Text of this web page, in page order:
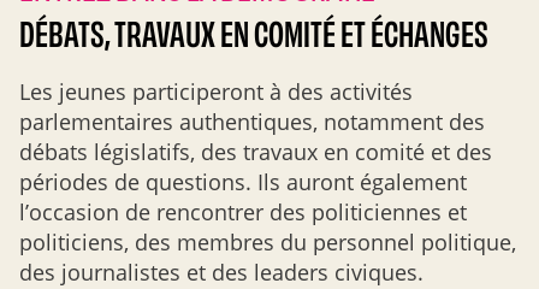
DÉBATS, TRAVAUX EN COMITÉ ET ÉCHANGES
Les jeunes participeront à des activités
parlementaires authentiques, notamment des
débats législatifs, des travaux en comité et des
périodes de questions. Ils auront également
l’occasion de rencontrer des politiciennes et
politiciens, des membres du personnel politique,
des journalistes et des leaders civiques.